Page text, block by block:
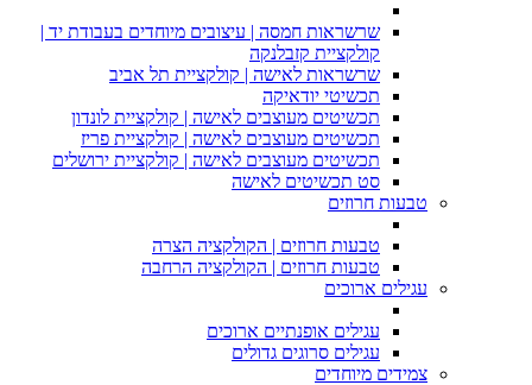
שרשראות חמסה | עיצובים מיוחדים בעבודת יד |
קולקציית קזבלנקה
שרשראות לאישה | קולקציית תל אביב
תכשיטי יודאיקה
תכשיטים מעוצבים לאישה | קולקציית לונדון
תכשיטים מעוצבים לאישה | קולקציית פריז
תכשיטים מעוצבים לאישה | קולקציית ירושלים
סט תכשיטים לאישה
טבעות חרוזים
טבעות חרוזים | הקולקציה הצרה
טבעות חרוזים | הקולקציה הרחבה
עגילים ארוכים
עגילים אופנתיים ארוכים
עגילים סרוגים גדולים
צמידים מיוחדים